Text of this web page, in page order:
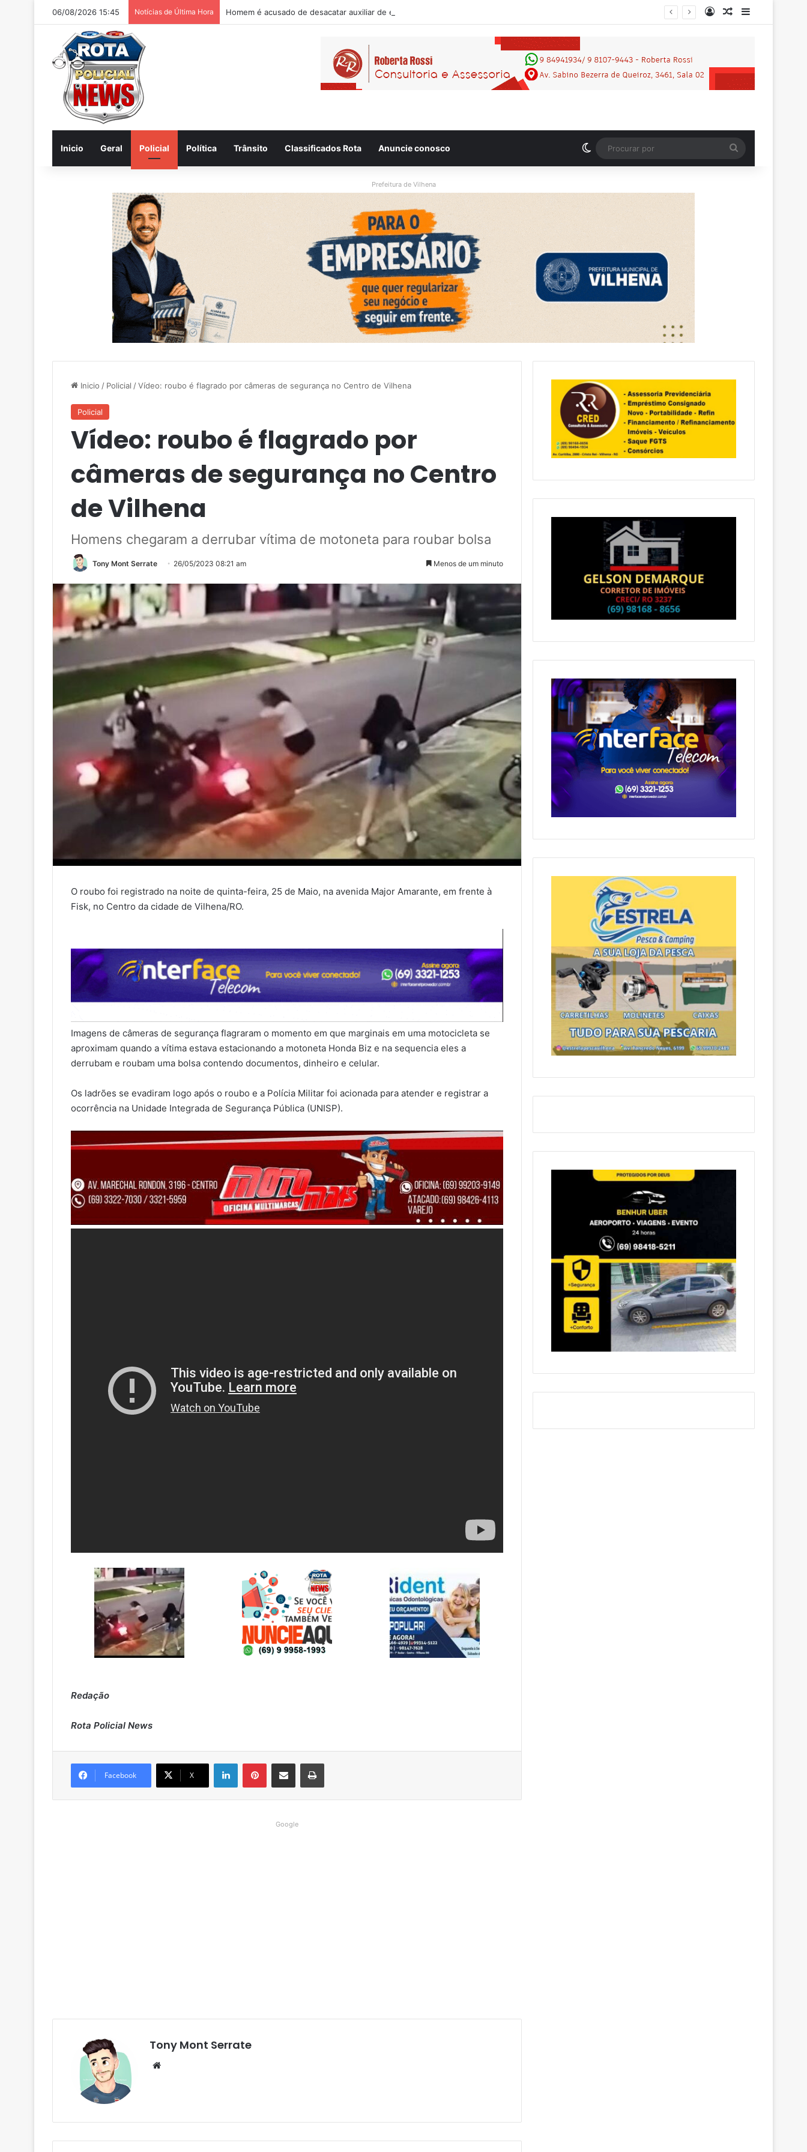
06/08/2026 15:45 Notícias de Última Hora Homem é acusado de desacatar auxiliar de enfermagem no Hospital Regional de Vilhena EntrarArtigo aleatório
Inicio Geral Policial Política Trânsito Classificados Rota Anuncie conosco Switch skin
por
Prefeitura de Vilhena
Inicio / Policial /Vídeo: roubo é flagrado por câmeras de segurança no Centro de Vilhena
Policial
Vídeo: roubo é flagrado por
câmeras de segurança no Centro
de Vilhena
Homens chegaram a derrubar vítima de motoneta para roubar bolsa
Tony Mont Serrate 26/05/2023 08:21 am Menos de um minuto
O roubo foi registrado na noite de quinta-feira, 25 de Maio, na avenida Major Amarante, em frente à
Fisk, no Centro da cidade de Vilhena/RO.
Imagens de câmeras de segurança flagraram o momento em que marginais em uma motocicleta se
aproximam quando a vítima estava estacionando a motoneta Honda Biz e na sequencia eles a
derrubam e roubam uma bolsa contendo documentos, dinheiro e celular.
Os ladrões se evadiram logo após o roubo e a Polícia Militar foi acionada para atender e registrar a
ocorrência na Unidade Integrada de Segurança Pública (UNISP).
Redação
Rota Policial News
Facebook X
Google
Tony Mont Serrate